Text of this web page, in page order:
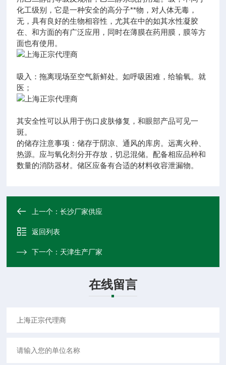
化工级别，它是一种安全的高分子**物，对人体无毒，
无，具有良好的生物相容性，尤其在中的如其水性凝胶
在、和方面的有广泛应用，同时在薄膜在药用膜，膜等方
面也有使用。
吸入：拖离现场至空气新鲜处。如呼吸困难，给输氧。就
医；
其安全性可以从用于伤口皮肤修复，和眼部产品可见一
斑。
的储存注意事项：储存于阴凉、通风的库房。远离火种、
热源。应与氧化剂分开存放，切忌混储。配备相应品种和
数量的消防器材。储区应备有合适的材料收容泄漏物。
上一个：长沙厂家供应
返回列表
下一个： 天津生产厂家
在线留言